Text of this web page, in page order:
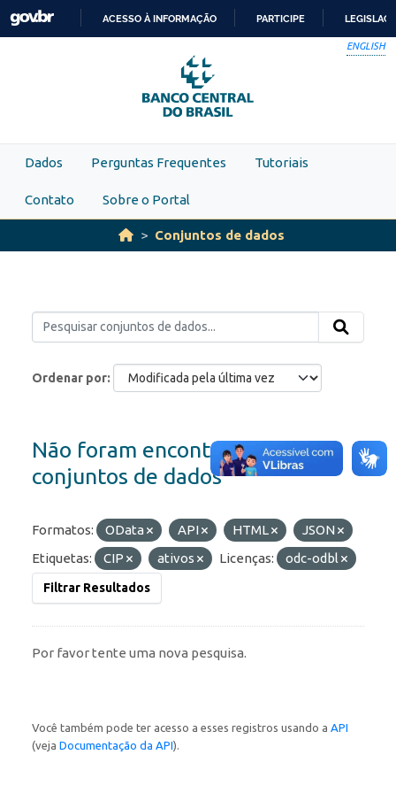
Skip to main content
PARA
O
CONTEÚDO
ACESSO À INFORMAÇÃO PARTICIPE
ENGLISH
Dados Perguntas Frequentes Tutoriais
Contato Sobre o Portal
Conjuntos de dados
Ordenar por
Não foram encontrados
conjuntos de dados
Formatos: OData API HTML
JSON
Etiquetas:
CIP ativos Licenças: odc-odbl
Filtrar Resultados
Por favor tente uma nova pesquisa.
Você também pode ter acesso a esses registros usando a API
(veja Documentação da API).